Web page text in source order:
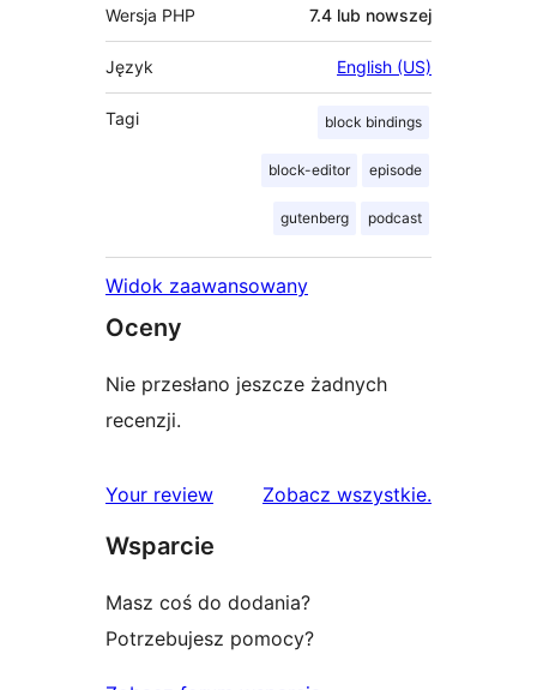
Wersja PHP 7.4 lub nowszej
Język English (US)
Tagi block bindings
block-editor episode
gutenberg podcast
Widok zaawansowany
Oceny
Nie przesłano jeszcze żadnych
recenzji.
Your review Zobacz wszystkierecenzje
.
Wsparcie
Masz coś do dodania?
Potrzebujesz pomocy?